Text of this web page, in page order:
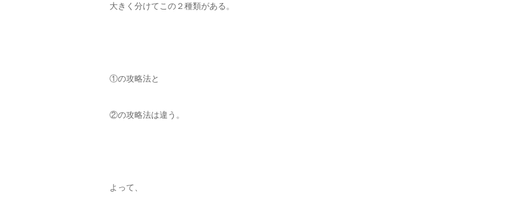
大きく分けてこの２種類がある。
①の攻略法と
②の攻略法は違う。
よって、